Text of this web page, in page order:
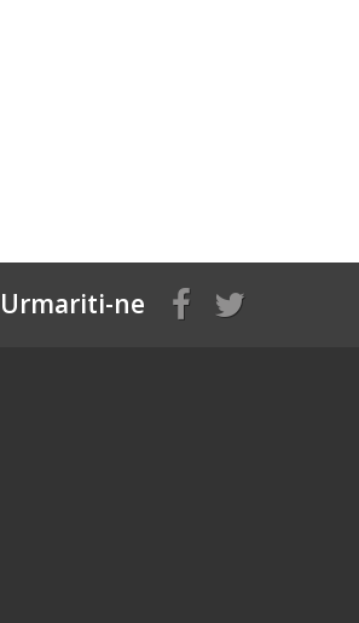
Urmariti-ne